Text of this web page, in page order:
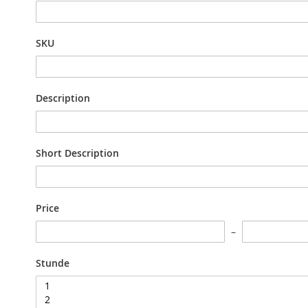
SKU
Description
Short Description
Price
Stunde